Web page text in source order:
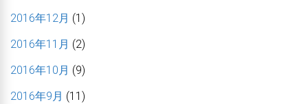
2016年12月 (1)
2016年11月 (2)
2016年10月 (9)
2016年9月 (11)